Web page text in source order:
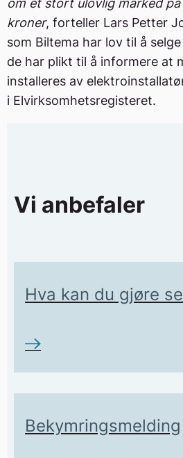
om et stort ulovlig marked
kroner, forteller Lars Petter
som Biltema har lov til å
de har plikt til å informere at
installeres av
i Elvirksomhetsregisteret.
Vi anbefaler
Hva kan du gjøre
Bekymringsmelding